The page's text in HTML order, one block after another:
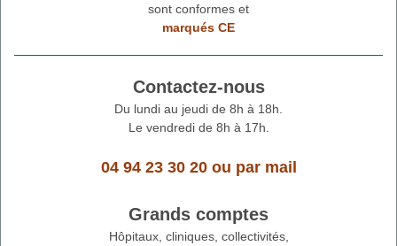
sont conformes et
marqués CE
Contactez-nous
Du lundi au jeudi de 8h à 18h.
Le vendredi de 8h à 17h.
04 94 23 30 20ou par mail
Grands comptes
Hôpitaux, cliniques, collectivités,